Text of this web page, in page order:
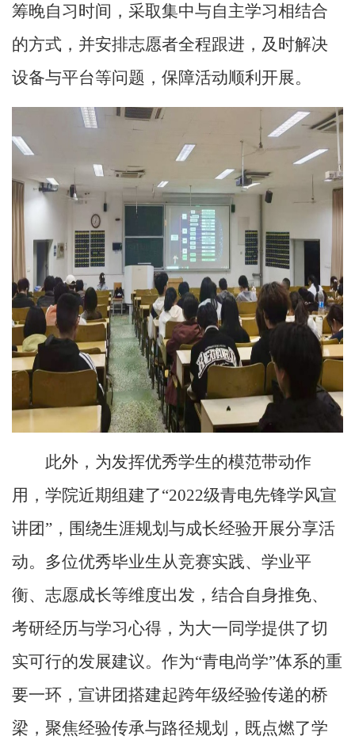
筹晚自习时间，采取集中与自主学习相结合
的方式，并安排志愿者全程跟进，及时解决
设备与平台等问题，保障活动顺利开展。
此外，为发挥优秀学生的模范带动作
用，学院近期组建了“2022级青电先锋学风宣
讲团”，围绕生涯规划与成长经验开展分享活
动。多位优秀毕业生从竞赛实践、学业平
衡、志愿成长等维度出发，结合自身推免、
考研经历与学习心得，为大一同学提供了切
实可行的发展建议。作为“青电尚学”体系的重
要一环，宣讲团搭建起跨年级经验传递的桥
梁，聚焦经验传承与路径规划，既点燃了学